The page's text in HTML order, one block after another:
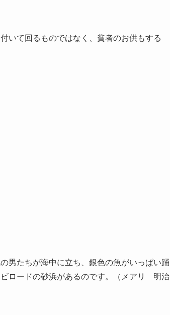
いて回るものではなく、貧者のお供もする
男たちが海中に立ち、銀色の魚がいっぱい踊
ロードの砂浜があるのです。（メアリ 明治